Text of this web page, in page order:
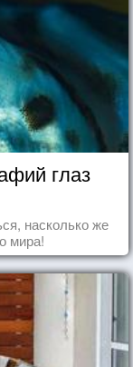
глаз
насколько же
мира!